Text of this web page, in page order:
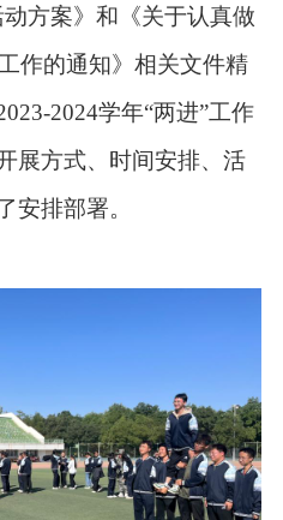
方案》和《关于认真做
作的通知》相关文件精
2024学年“两进”工作
展方式、时间安排、活
安排部署。